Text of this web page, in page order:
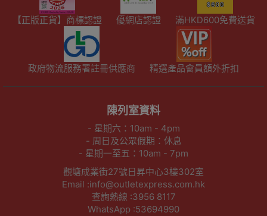
【正版正貨】商標認證 優網店認證 滿HKD600免費送貨
政府物流服務署註冊供應商 精選產品會員額外折扣
陳列室資料
- 星期六：10am - 4pm
- 周日及公眾假期：休息
- 星期一至五：10am - 7pm
觀塘成業街27號日昇中心3樓302室
Email :info@outletexpress.com.hk
查詢熱線 :3956 8117
WhatsApp :53694990